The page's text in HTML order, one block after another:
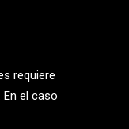
requiere
el caso